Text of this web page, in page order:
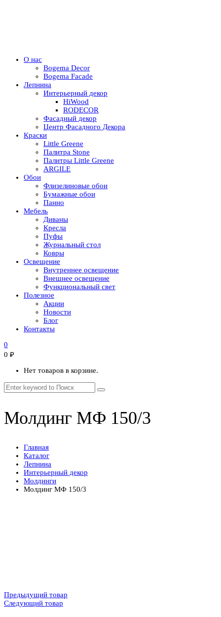
О нас
Bogema Decor
Bogema Facade
Лепнина
Интерьерный декор
HiWood
RODECOR
Фасадный декор
Центр Фасадного Декора
Краски
Little Greene
Палитра Stone
Палитры Little Greene
ARGILE
Обои
Флизелиновые обои
Бумажные обои
Панно
Мебель
Диваны
Кресла
Пуфы
Журнальный стол
Ковры
Освещение
Внутреннее освещение
Внешнее освещение
Функциональный свет
Полезное
Акции
Новости
Блог
Контакты
0
0 ₽
Нет товаров в корзине.
Молдинг МФ 150/3
Главная
Каталог
Лепнина
Интерьерный декор
Молдинги
Молдинг МФ 150/3
Предыдущий товар
Следующий товар